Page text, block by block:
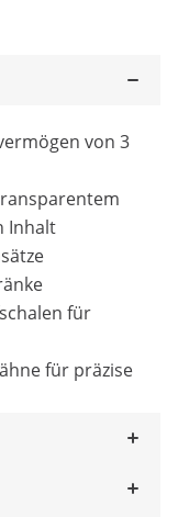
von 3
Inhalt
für
für präzise